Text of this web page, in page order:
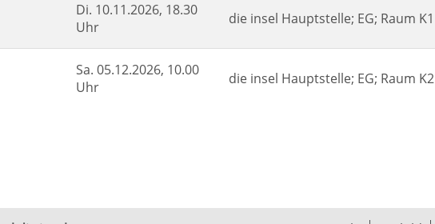
Di. 10.11.2026, 18.30
Uhr
die insel Hauptstelle; EG; Raum K1
Sa. 05.12.2026, 10.00
Uhr
die insel Hauptstelle; EG; Raum K2